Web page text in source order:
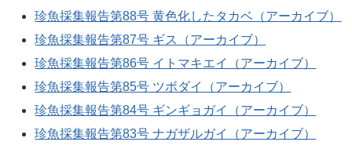
珍魚採集報告第88号 黄色化したタカベ（アーカイブ）
珍魚採集報告第87号 ギス（アーカイブ）
珍魚採集報告第86号 イトマキエイ（アーカイブ）
珍魚採集報告第85号 ツボダイ（アーカイブ）
珍魚採集報告第84号 ギンギョガイ（アーカイブ）
珍魚採集報告第83号 ナガザルガイ（アーカイブ）